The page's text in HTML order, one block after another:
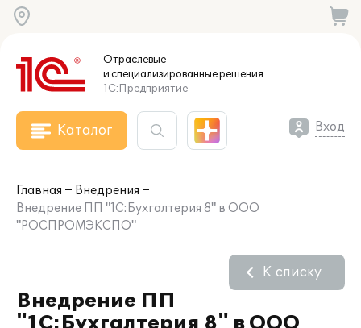
Отраслевые
и специализированныерешения
1С:Предприятие
Каталог Вход
Главная
Внедрения
Внедрение ПП "1С:Бухгалтерия 8" в ООО
"РОСПРОМЭКСПО"
Внедрение ПП
К списку